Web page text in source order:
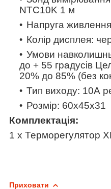
NTC10K 1 м
Напруга
Колір дисплея:
Умови
до + 55 градусів
20% до 85% (без
Тип виходу: 10А
Розмір: 60х45х31
Комплектація:
1 x Терморегулятор
Приховати